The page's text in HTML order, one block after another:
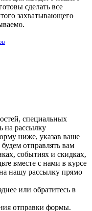
сделать все
захватывающего
специальных
на рассылку
ниже, указав ваше
отправлять вам
событиях и скидках,
вместе с нами в курсе
нашу рассылку прямо
или обратитесь в
отправки формы.